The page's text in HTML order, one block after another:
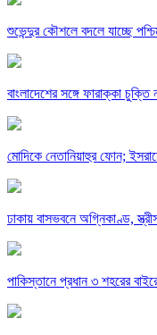
শুভেন্দুর কৌশলে বদলে যাচ্ছে
বাংলাদেশের সঙ্গে ফারাক্কা চুক্তি
মোদিকে নেতানিয়াহুর ফোন;
ঢাকায় বাসভবনে অগ্নিকাণ্ড,
পাকিস্তানে প্রধান ৩ শহরের